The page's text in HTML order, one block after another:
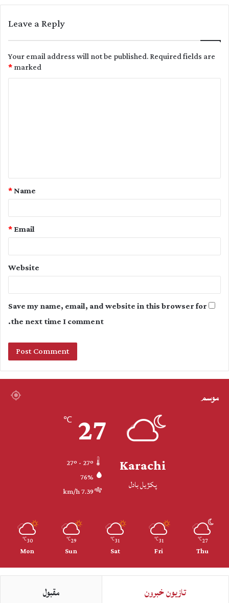
Leave a Reply
Your email address will not be published.Required fields are
marked
*
t
Name
*
Email
*
Website
Save my name, email, and website in this browser for
the next time I comment.
موسم
Karachi
پکڙيل بادل
27
℃
76%
7.39 km/h
27
℃
Thu
31
℃
Fri
31
℃
Sat
29
℃
Sun
30
℃
Mon
تازيون خبرون مقبول